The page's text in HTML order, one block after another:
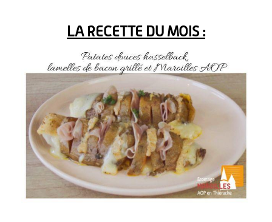
LA RECETTE DU MOIS :